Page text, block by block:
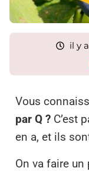
il y
Vous
par Q ? C’est
en a, et ils
On va faire